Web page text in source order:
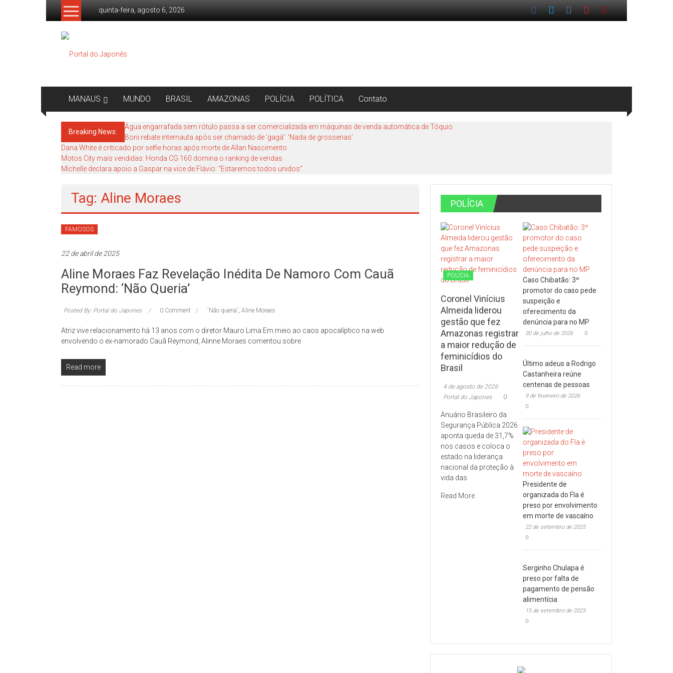
quinta-feira, agosto 6, 2026
Portal
do
Japão
mais
perto
de
você!
MANAUS MUNDO BRASIL AMAZONAS POLÍCIA POLÍTICA Contato
Breaking News:
Água engarrafada sem rótulo passa a ser comercializada em máquinas de venda automática de Tóquio
Boni rebate internauta após ser chamado de ‘gagá’: ‘Nada de grosserias’
Dana White é criticado por selfie horas após morte de Allan Nascimento
Motos City mais vendidas: Honda CG 160 domina o ranking de vendas
Michelle declara apoio a Gaspar na vice de Flávio: “Estaremos todos unidos”
Tag: Aline Moraes
FAMOSOS
22 de abril de 2025
Aline Moraes Faz Revelação Inédita De Namoro Com Cauã
Reymond: ‘Não Queria’
Posted By: Portal do Japones 0 Comment 'Não queria', Aline Moraes
Atriz vive relacionamento há 13 anos com o diretor Mauro Lima Em meio ao caos apocalíptico na web
envolvendo o ex-namorado Cauã Reymond, Alinne Moraes comentou sobre
Read more
POLÍCIA
POLÍCIA
Coronel Vinícius
Almeida liderou
gestão que fez
Amazonas registrar
a maior redução de
feminicídios do
Brasil
4 de agosto de 2026
Portal do Japones
0
Anuário Brasileiro da
Segurança Pública 2026
aponta queda de 31,7%
nos casos e coloca o
estado na liderança
nacional da proteção à
vida das
Read More
Caso Chibatão: 3º
promotor do caso pede
suspeição e
oferecimento da
denúncia para no MP
30 de julho de 2026 0
Último adeus a Rodrigo
Castanheira reúne
centenas de pessoas
9 de fevereiro de 2026
0
Presidente de
organizada do Fla é
preso por envolvimento
em morte de vascaíno
22 de setembro de 2025
0
Serginho Chulapa é
preso por falta de
pagamento de pensão
alimentícia
15 de setembro de 2023
0